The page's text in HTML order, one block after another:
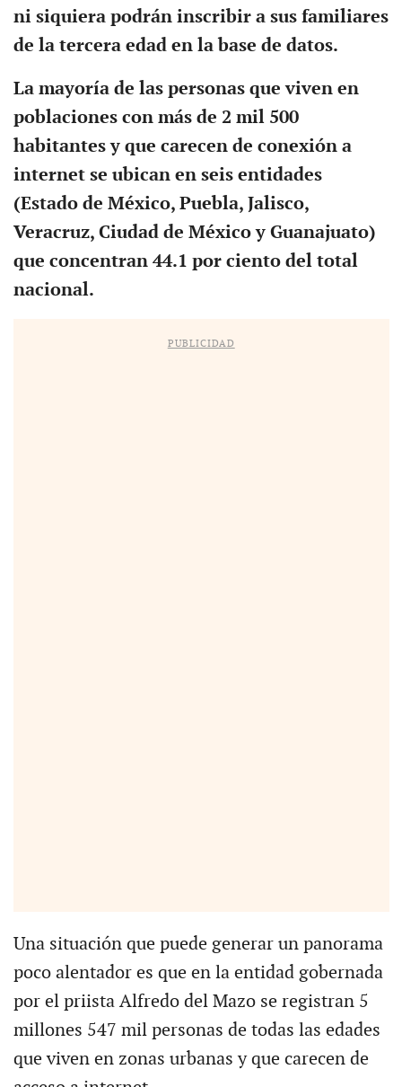
ni siquiera podrán inscribir a sus familiares
de la tercera edad en la base de datos.
La mayoría de las personas que viven en
poblaciones con más de 2 mil 500
habitantes y que carecen de conexión a
internet se ubican en seis entidades
(Estado de México, Puebla, Jalisco,
Veracruz, Ciudad de México y Guanajuato)
que concentran 44.1 por ciento del total
nacional.
PUBLICIDAD
Una situación que puede generar un panorama
poco alentador es que en la entidad gobernada
por el priista Alfredo del Mazo se registran 5
millones 547 mil personas de todas las edades
que viven en zonas urbanas y que carecen de